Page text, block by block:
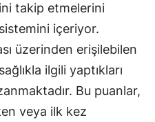
Yozgat
Zonguldak
Aksaray
Bayburt
takip etmelerini
sistemini içeriyor.
üzerinden erişilebilen
ilgili yaptıkları
Bu puanlar,
veya ilk kez